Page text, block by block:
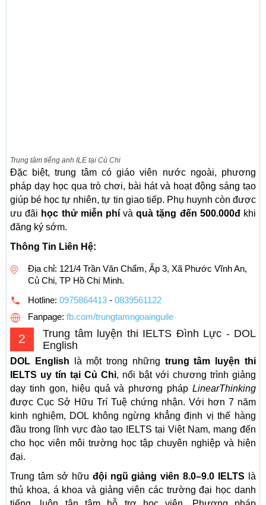
Trung tâm tiếng anh ILE tại Củ Chi
Đặc biệt, trung tâm có giáo viên nước ngoài, phương
pháp dạy học qua trò chơi, bài hát và hoạt động sáng tạo
giúp bé học tự nhiên, tự tin giao tiếp. Phụ huynh còn được
ưu đãi học thử miễn phívàquà tặng đến 500.000đkhi
đăng ký sớm.
Thông Tin Liên Hệ:
Địa chỉ: 121/4 Trần Văn Chẩm, Ấp 3, Xã Phước Vĩnh An,
Củ Chi, TP Hồ Chí Minh.
Hotline: 0975864413 - 0839561122
Fanpage: fb.com/trungtamngoainguile
2
Trung tâm luyện thi IELTS Đình Lực - DOL
English
DOL English là một trong những trung tâm luyện thi
IELTS uy tín tại Củ Chi, nổi bật với chương trình giảng
dạy tinh gọn, hiệu quả và phương pháp LinearThinking
được Cục Sở Hữu Trí Tuệ chứng nhận. Với hơn 7 năm
kinh nghiệm, DOL không ngừng khẳng định vị thế hàng
đầu trong lĩnh vực đào tạo IELTS tại Việt Nam, mang đến
cho học viên môi trường học tập chuyên nghiệp và hiện
đại.
Trung tâm sở hữu đội ngũ giảng viên 8.0–9.0 IELTS là
thủ khoa, á khoa và giảng viên các trường đại học danh